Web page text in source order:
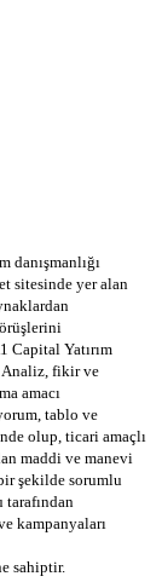
danışmanlığı
sitesinde yer alan
Capital Yatırım
Analiz, fikir ve
amacı
tablo ve
olup, ticari amaçlı
maddi ve manevi
şekilde sorumlu
kampanyaları
sahiptir.